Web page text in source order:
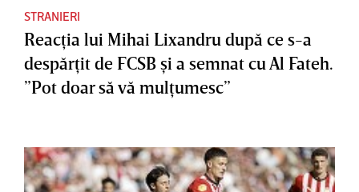
STRANIERI
Reacţia lui Mihai Lixandru după ce s-a
despărţit de FCSB şi a semnat cu Al Fateh.
”Pot doar să vă mulţumesc”